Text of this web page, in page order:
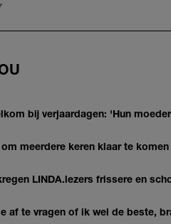
bij verjaardagen: 'Hun
meerdere keren klaar te
LINDA.lezers frissere en
af te vragen of ik wel de beste,